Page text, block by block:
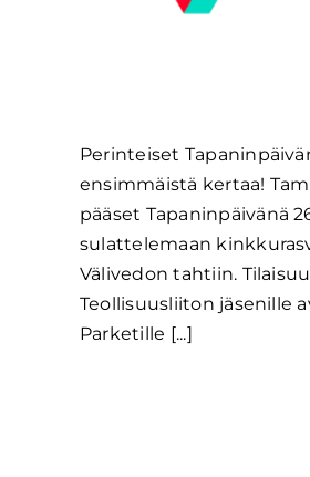
Perinteiset
ensimmäistä kertaa!
pääset Tapaninpäivänä
sulattelemaan
Välivedon tahtiin.
Teollisuusliiton jäsenille
Parketille [...]